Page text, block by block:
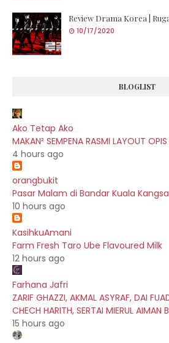
Review Drama Korea |
10/17/2020
BLOGLIST
Ako Tetap Ako
MAKAN² SEMPENA RASMI LAYOUT OPIS
4 hours ago
orangbukit
Pasar Malam di Bandar Kuala
10 hours ago
KasihkuAmani
Farm Fresh Taro Ube Flavoured Milk
12 hours ago
Farhana Jafri
ZARIF GHAZZI, AKMAL ASYRAF, DAI
CHECH HARITH, SERTAI MIERUL AIMAN
15 hours ago